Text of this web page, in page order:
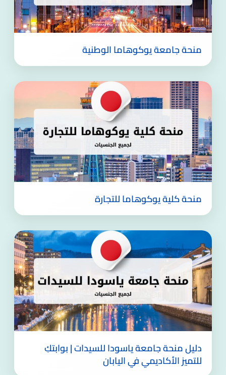
منحة جامعة يوكوهاما الوطنية
منحة كلية يوكوهاما للتجارة
دليل منحة جامعة ياسودا للسيدات | بوابتكِ
للتميز الأكاديمي في اليابان